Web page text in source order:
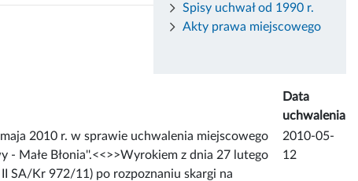
Spisy uchwał od 1990 r.
Akty prawa miejscowego
Data
uchwalenia
2010 r. w sprawie uchwalenia miejscowego
- Małe Błonia''.<<>>Wyrokiem z dnia 27 lutego
SA/Kr 972/11) po rozpoznaniu skargi na
2010-05-
12